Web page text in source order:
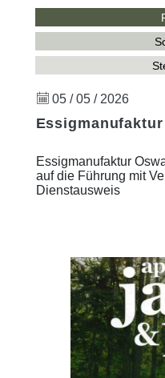
05 / 05 / 2026
Essigmanufaktur
auf die Führung mit
Dienstausweis